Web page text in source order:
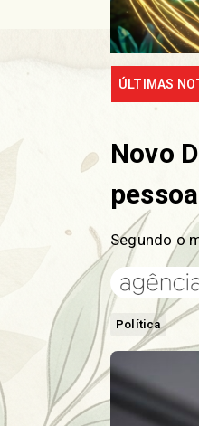
ÚLTIMAS
52,4 bi no segundo trimestre
Novo
Segundo o
Política